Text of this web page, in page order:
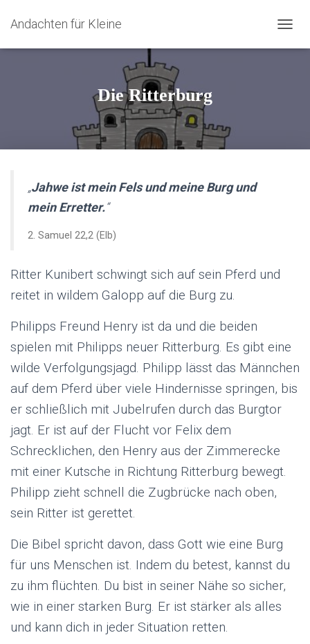
Andachten für Kleine
A
Die Ritterburg
„Jahwe ist mein Fels und meine Burg und
mein Erretter.“
2. Samuel 22,2 (Elb)
Ritter Kunibert schwingt sich auf sein Pferd und
reitet in wildem Galopp auf die Burg zu.
Philipps Freund Henry ist da und die beiden
spielen mit Philipps neuer Ritterburg. Es gibt eine
wilde Verfolgungsjagd. Philipp lässt das Männchen
auf dem Pferd über viele Hindernisse springen, bis
er schließlich mit Jubelrufen durch das Burgtor
jagt. Er ist auf der Flucht vor Felix dem
Schrecklichen, den Henry aus der Zimmerecke
mit einer Kutsche in Richtung Ritterburg bewegt.
Philipp zieht schnell die Zugbrücke nach oben,
sein Ritter ist gerettet.
Die Bibel spricht davon, dass Gott wie eine Burg
für uns Menschen ist. Indem du betest, kannst du
zu ihm flüchten. Du bist in seiner Nähe so sicher,
wie in einer starken Burg. Er ist stärker als alles
und kann dich in jeder Situation retten.